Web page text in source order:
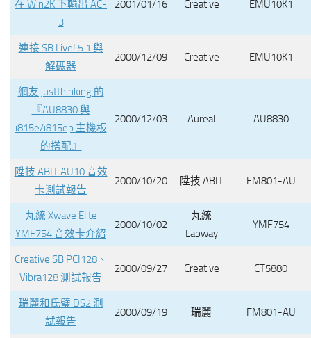
在 Win2K 下輸出 AC-
3
2001/01/16 Creative EMU10K1
連接 SB Live! 5.1 與
解碼器
2000/12/09 Creative EMU10K1
網友 justthinking 的
『AU8830 與
i815e/i815ep 主機板
的搭配』
2000/12/03 Aureal AU8830
陞技 ABIT AU10 音效
卡測試報告
2000/10/20 陞技 ABIT FM801-AU
丸統 Xwave Elite
YMF754 音效卡介紹
2000/10/02
丸統
Labway
YMF754
Creative SB PCI128、
Vibra128 測試報告
2000/09/27 Creative CT5880
瑞麗和氏璧 DS2 測
試報告
2000/09/19 瑞麗 FM801-AU